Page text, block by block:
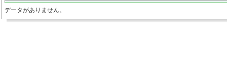
データがありません。